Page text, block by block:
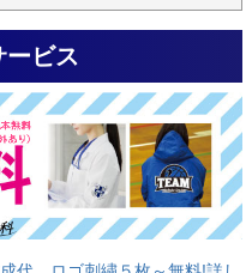
ビス